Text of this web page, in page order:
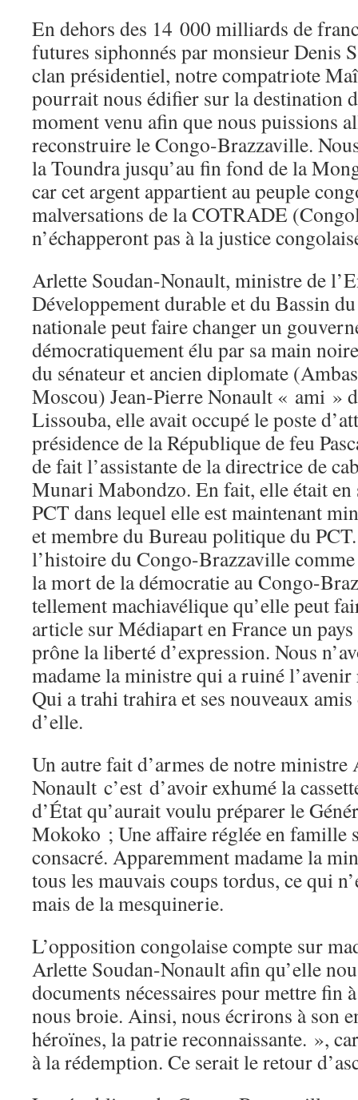
En dehors des 14 000 milliards de
futures siphonnés par monsieur Denis
clan présidentiel, notre compatriote
pourrait nous édifier sur la destination
moment venu afin que nous puissions
reconstruire le Congo-Brazzaville.
la Toundra jusqu’au fin fond de la
car cet argent appartient au peuple
malversations de la COTRADE
n’échapperont pas à la justice
Arlette Soudan-Nonault, ministre de
Développement durable et du Bassin
nationale peut faire changer un
démocratiquement élu par sa main
du sénateur et ancien diplomate
Moscou) Jean-Pierre Nonault « ami »
Lissouba, elle avait occupé le poste
présidence de la République de feu
de fait l’assistante de la directrice de
Munari Mabondzo. En fait, elle était en
PCT dans lequel elle est maintenant
et membre du Bureau politique du
l’histoire du Congo-Brazzaville
la mort de la démocratie au Congo-
tellement machiavélique qu’elle peut
article sur Médiapart en France un
prône la liberté d’expression. Nous
madame la ministre qui a ruiné
Qui a trahi trahira et ses nouveaux
d’elle.
Un autre fait d’armes de notre ministre
Nonault c’est d’avoir exhumé la
d’État qu’aurait voulu préparer le
Mokoko ; Une affaire réglée en famille
consacré. Apparemment madame la
tous les mauvais coups tordus, ce qui
mais de la mesquinerie.
L’opposition congolaise compte sur
Arlette Soudan-Nonault afin qu’elle
documents nécessaires pour mettre fin
nous broie. Ainsi, nous écrirons à son
héroïnes, la patrie reconnaissante. »,
à la rédemption. Ce serait le retour